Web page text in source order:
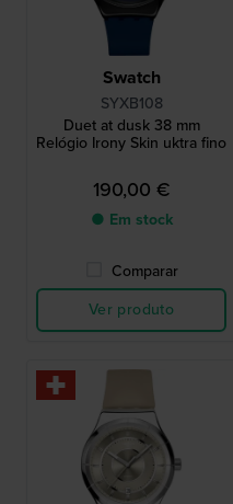
Swatch
SYXB108
Duet at dusk 38 mm
Relógio Irony Skin uktra fino
190,00 €
● Em stock
Comparar
Ver produto